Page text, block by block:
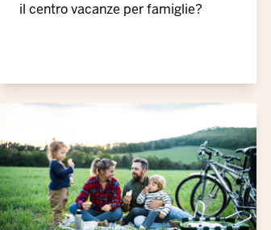
il centro vacanze per famiglie?